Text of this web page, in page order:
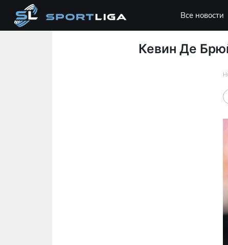
Все новости
Кевин Де